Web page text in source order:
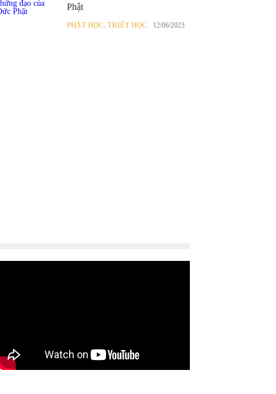
Phật
PHẬT HỌC, TRIẾT HỌC 12/06/2023